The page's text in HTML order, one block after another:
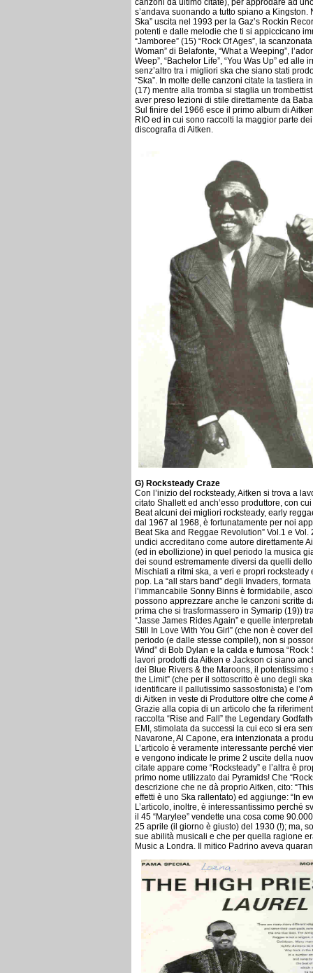
canzoni da ultimo citate), per approdare ad
s’andava suonando a tutto spiano a
Ska” uscita nel 1993 per la Gaz’s Rockin
potenti e dalle melodie che ti si appiccicano
“Jamboree” (15) “Rock Of Ages”, la
Woman” di Belafonte, “What a Weeping”,
Weep”, “Bachelor Life”, “You Was Up” ed
senz’altro tra i migliori ska che siano stati
“Ska”. In molte delle canzoni citate la tastiera
(17) mentre alla tromba si staglia un
aver preso lezioni di stile direttamente da
Sul finire del 1966 esce il primo album di
RIO ed in cui sono raccolti la maggior parte
discografia di Aitken.
G) Rocksteady Craze
Con l’inizio del rocksteady, Aitken si trova a
citato Shallett ed anch’esso produttore, con
Beat alcuni dei migliori rocksteady, early
dal 1967 al 1968, è fortunatamente per noi
Beat Ska and Reggae Revolution” Vol.1 e
undici accreditano come autore direttamente
(ed in ebollizione) in quel periodo la musica
dei sound estremamente diversi da quelli
Mischiati a ritmi ska, a veri e propri
pop. La “all stars band” degli Invaders,
l’immancabile Sonny Binns è formidabile,
possono apprezzare anche le canzoni scritte
prima che si trasformassero in Symarip (19))
“Jasse James Rides Again” e quelle
Still In Love With You Girl” (che non è cover
periodo (e dalle stesse compile!), non si
Wind” di Bob Dylan e la calda e fumosa
lavori prodotti da Aitken e Jackson ci siano
dei Blue Rivers & the Maroons, il
the Limit” (che per il sottoscritto è uno degli
identificare il pallutissimo sassosfonista) e
di Aitken in veste di Produttore oltre che come
Grazie alla copia di un articolo che fa
raccolta “Rise and Fall” the Legendary
EMI, stimolata da successi la cui eco si era
Navarone, Al Capone, era intenzionata a
L’articolo è veramente interessante perché
e vengono indicate le prime 2 uscite della
citate appare come “Rocksteady” e l’altra è
primo nome utilizzato dai Pyramids! Che
descrizione che ne dà proprio Aitken, cito:
effetti è uno Ska rallentato) ed aggiunge: “In
L’articolo, inoltre, è interessantissimo perché
il 45 “Marylee” vendette una cosa come
25 aprile (il giorno è giusto) del 1930 (!); ma,
sue abilità musicali e che per quella ragione
Music a Londra. Il mitico Padrino aveva